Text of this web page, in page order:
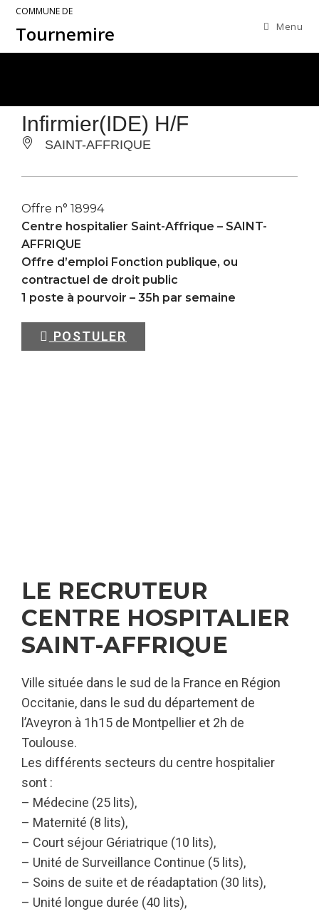
COMMUNE DE
Tournemire Menu
Infirmier(IDE) H/F
SAINT-AFFRIQUE
Offre n° 18994
Centre hospitalier Saint-Affrique – SAINT-
AFFRIQUE
Offre d’emploi Fonction publique, ou
contractuel de droit public
1 poste à pourvoir – 35h par semaine
POSTULER
LE RECRUTEUR
CENTRE HOSPITALIER
SAINT-AFFRIQUE
Ville située dans le sud de la France en Région
Occitanie, dans le sud du département de
l’Aveyron à 1h15 de Montpellier et 2h de
Toulouse.
Les différents secteurs du centre hospitalier
sont :
– Médecine (25 lits),
– Maternité (8 lits),
– Court séjour Gériatrique (10 lits),
– Unité de Surveillance Continue (5 lits),
– Soins de suite et de réadaptation (30 lits),
– Unité longue durée (40 lits),